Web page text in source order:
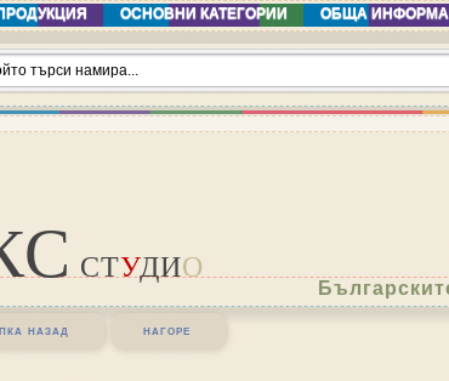
ОСНОВНИ КАТЕГОРИИ ОБЩА
СТУДИО
назад нагоре